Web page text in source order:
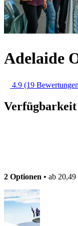
Adelaide
4.9 (19
2 Optionen • ab 20,49